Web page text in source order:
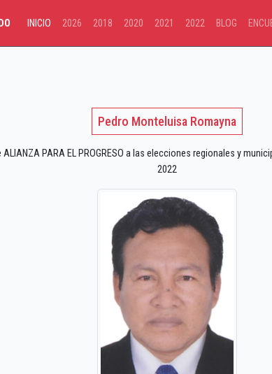
INICIO 2026 2018 2020 2021 2022 BLOG
Pedro Monteluisa Romayna
ALIANZA PARA EL PROGRESO a las elecciones regionales y
2022